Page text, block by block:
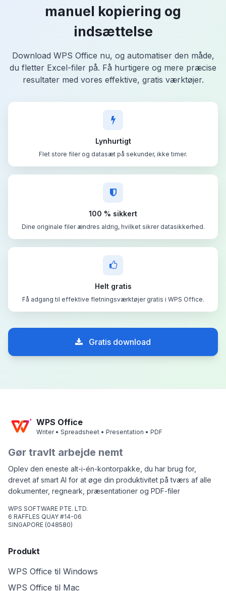
manuel kopiering og
indsættelse
Download WPS Office nu, og automatiser den måde,
du fletter Excel-filer på. Få hurtigere og mere præcise
resultater med vores effektive, gratis værktøjer.
Lynhurtigt
Flet store filer og datasæt på sekunder, ikke timer.
100 % sikkert
Dine originale filer ændres aldrig, hvilket sikrer datasikkerhed.
Helt gratis
Få adgang til effektive fletningsværktøjer gratis i WPS Office.
Gratis download
WPS Office
Writer • Spreadsheet • Presentation • PDF
Gør travlt arbejde nemt
Oplev den eneste alt-i-én-kontorpakke, du har brug for,
drevet af smart AI for at øge din produktivitet på tværs af alle
dokumenter, regneark, præsentationer og PDF-filer
WPS SOFTWARE PTE. LTD.
6 RAFFLES QUAY #14-06
SINGAPORE (048580)
Produkt
WPS Office til Windows
WPS Office til Mac